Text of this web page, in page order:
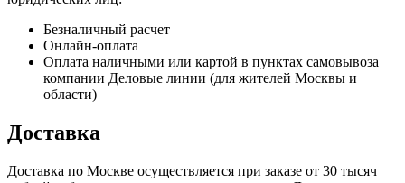
Безналичный расчет
Онлайн-оплата
Оплата наличными или картой в пунктах самовывоза
компании Деловые линии (для жителей Москвы и
области)
Доставка
Доставка по Москве осуществляется при заказе от 30 тысяч